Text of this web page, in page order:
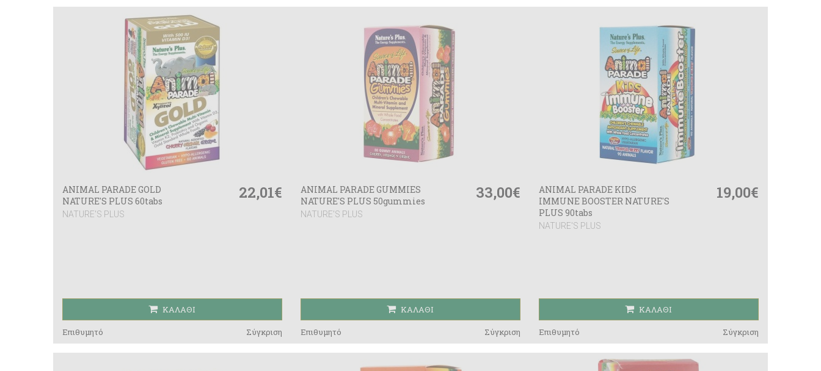
ANIMAL PARADE GOLD
NATURE'S PLUS 60tabs
NATURE'S PLUS
22,01€
ΚΑΛΆΘΙ
Επιθυμητό Σύγκριση
ANIMAL PARADE GUMMIES
NATURE'S PLUS 50gummies
NATURE'S PLUS
33,00€
ΚΑΛΆΘΙ
Επιθυμητό Σύγκριση
ANIMAL PARADE KIDS
IMMUNE BOOSTER NATURE'S
PLUS 90tabs
NATURE'S PLUS
19,00€
ΚΑΛΆΘΙ
Επιθυμητό Σύγκριση